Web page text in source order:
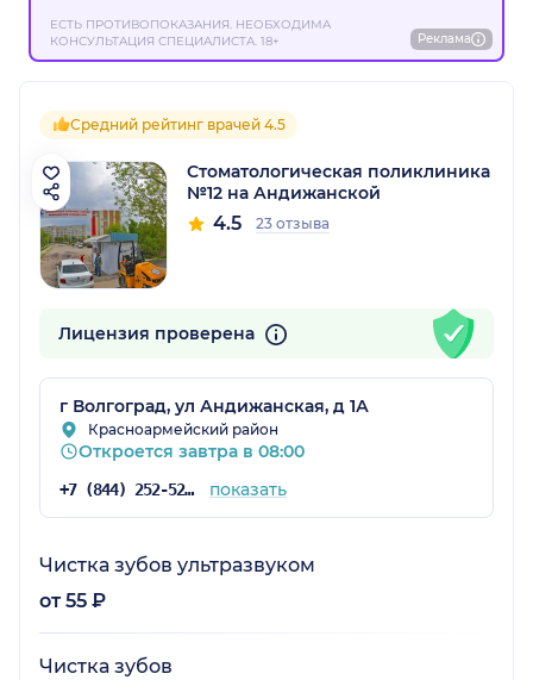
ЕСТЬ ПРОТИВОПОКАЗАНИЯ. НЕОБХОДИМА
КОНСУЛЬТАЦИЯ СПЕЦИАЛИСТА. 18+
Реклама
Средний рейтинг врачей 4.5
Стоматологическая поликлиника
№12 на Андижанской
4.5 23 отзыва
Лицензия проверена
г Волгоград, ул Андижанская, д 1А
Красноармейский район
Откроется завтра в 08:00
+7 (844) 252-52-12 показать
Чистка зубов ультразвуком
от 55 ₽
Чистка зубов